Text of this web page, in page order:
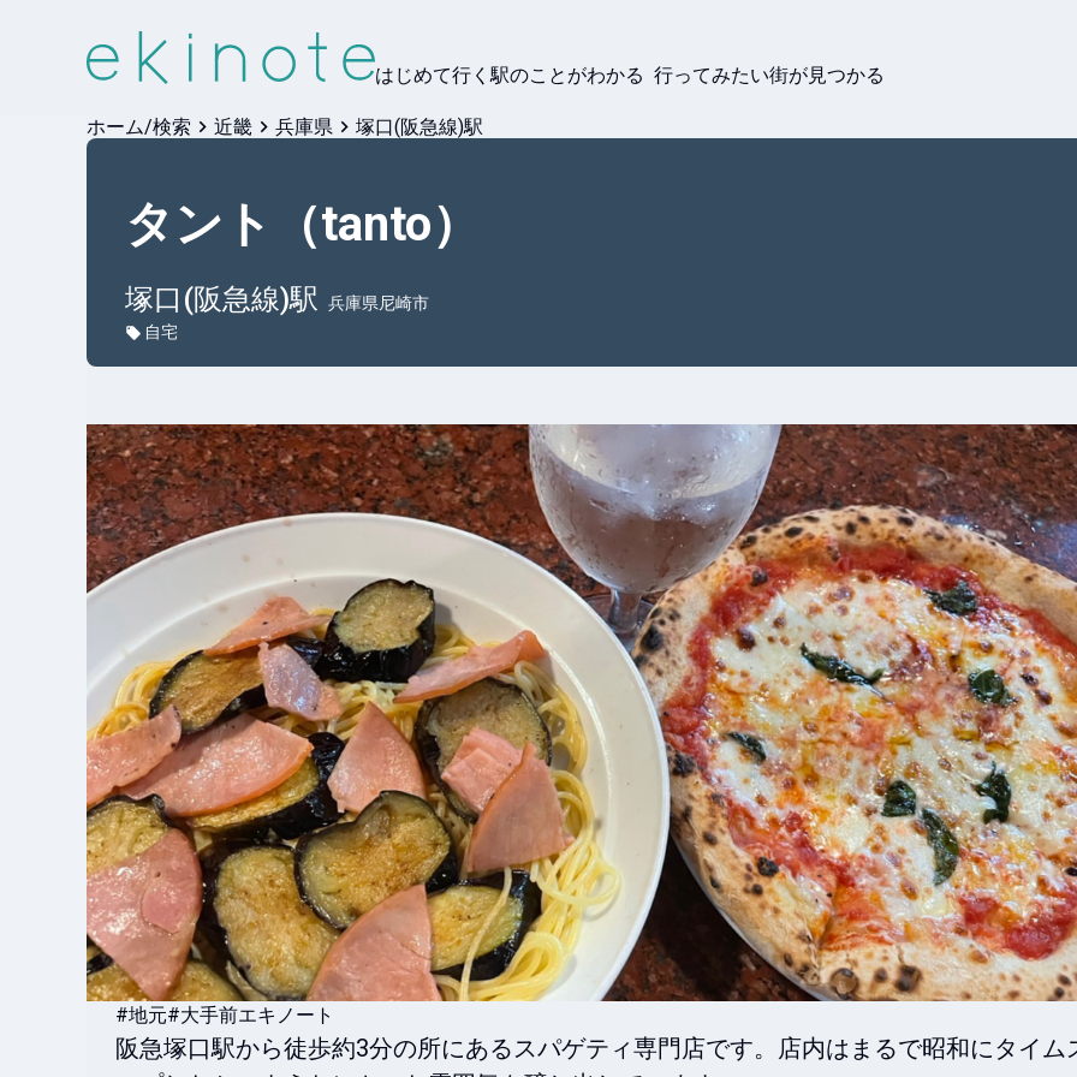
はじめて行く駅のことがわかる 行ってみたい街が見つかる
ホーム/検索 近畿 兵庫県 塚口(阪急線)駅
タント（tanto）
塚口(阪急線)駅
兵庫県尼崎市
自宅
#地元#大手前エキノート
阪急塚口駅から徒歩約3分の所にあるスパゲティ専門店です。店内はまるで昭和にタイム